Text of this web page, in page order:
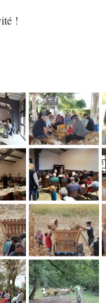
!